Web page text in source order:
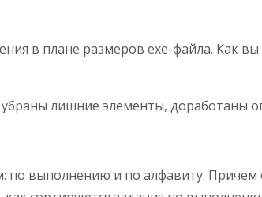
в плане размеров exe-файла. Как
лишние элементы, доработаны
по выполнению и по алфавиту.